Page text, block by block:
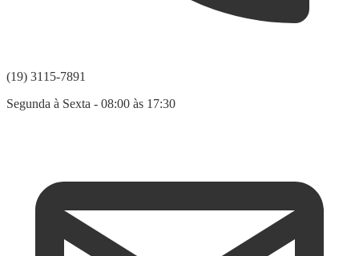
(19) 3115-7891
Segunda à Sexta - 08:00 às 17:30